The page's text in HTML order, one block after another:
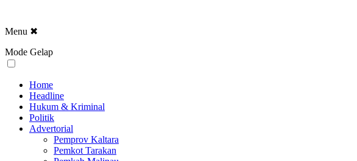
Menu ✖
Mode Gelap
Home
Headline
Hukum & Kriminal
Politik
Advertorial
Pemprov Kaltara
Pemkot Tarakan